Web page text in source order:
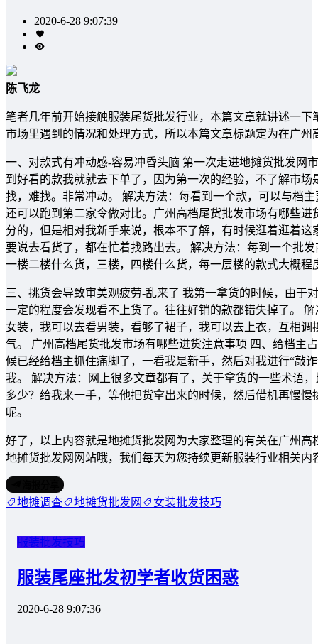
2020-6-28 9:07:39
陈飞龙
笔者几年前开始接触服装尾货批发行业，本篇文章就讲述一
市场里遇到的情况和处理方式，所以本篇文章标题定为在广
一、对款式有冲动感-容易冲昏头脑 第一次走进地摊货批发网
到好看的款我就就去下单了，因为第一次的经验，不了解市
找，难找。非常冲动。 解决方法：每看到一个款，可以与档
还可以跑到第二家令做对比。广州高档尾货批发市场有哪些
分的，但是相对我新手来说，根本不了解，有时候逛着逛着
要说去看货了，都在忙着找路出去。 解决方法：每到一个批
一楼二楼什么货，三楼，四楼什么货，每一层楼的款式大概
三、挑货会导致审美观疲劳-乱来了 我第一拿货的时候，由于
一定的程度会发现看不上货了。往往好销的款都错失掉了。
女装，我可以去看男装，看够了裙子，我可以去上衣，互相
气。 广州高档尾货批发市场有哪些进货注意事项 四、给档主
候已经给档主抓住痛脚了，一看我是新手，然后对我进行“敲
我。 解决方法：网上很多文章都有了，关于拿货的一些术语
多少？给我来一手，等他把货拿出来的时候，然后借机再慢
呢。
好了，以上内容就是地摊货批发网为大家整理的有关在广州
地摊货批发网网站哦，我们每天为您持续更新服装行业相关内
地摊调查 地摊货批发网 女装批发技巧
服装批发技巧
服装尾座批发初学者收货困惑
2020-6-28 9:07:36